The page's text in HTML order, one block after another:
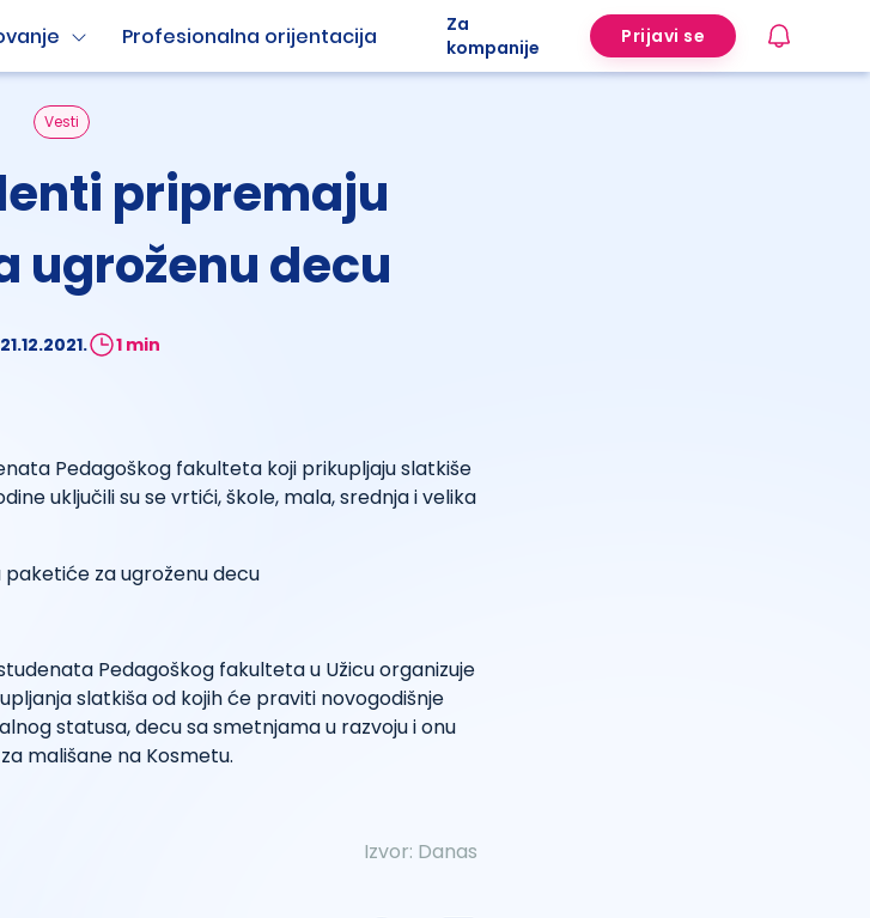
Profesionalna orijentacija
Za
kompanije
Prijavi se
Vesti
pripremaju
ugroženu decu
21.12.2021. 1 min
Pedagoškog fakulteta koji prikupljaju slatkiše
uključili su se vrtići, škole, mala, srednja i velika
Pedagoškog fakulteta u Užicu organizuje
slatkiša od kojih će praviti novogodišnje
statusa, decu sa smetnjama u razvoju i onu
mališane na Kosmetu.
Izvor: Danas